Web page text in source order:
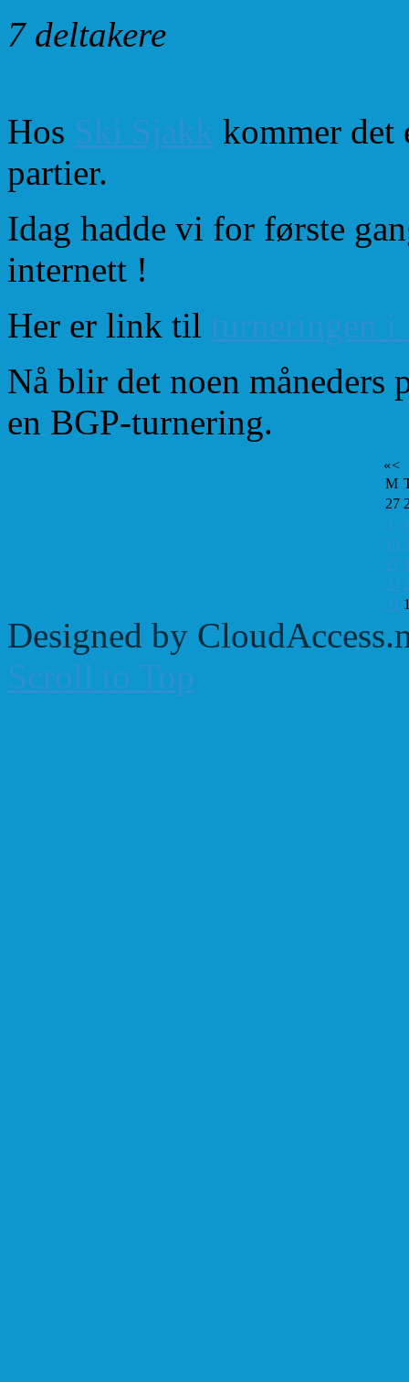
7 deltakere
Hos Ski Sjakk kommer det
partier.
Idag hadde vi for første
internett !
Her er link til turneringen i
Nå blir det noen måneders
en BGP-turnering.
«<
M
27
3
10
17
24
31
Designed by
Scroll to Top